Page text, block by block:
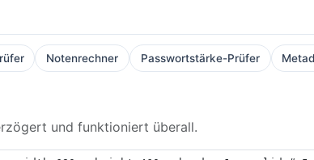
Notenrechner Passwortstärke-Prüfer
und funktioniert überall.